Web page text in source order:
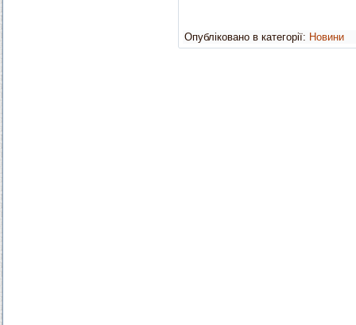
Опубліковано в категорії: Новини